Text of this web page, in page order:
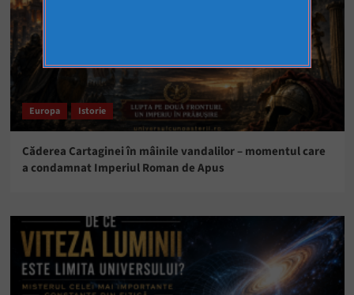
Europa Istorie
Căderea Cartaginei în mâinile vandalilor – momentul care
a condamnat Imperiul Roman de Apus